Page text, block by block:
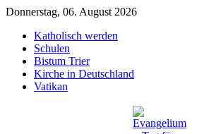
Donnerstag, 06. August 2026
Katholisch werden
Schulen
Bistum Trier
Kirche in Deutschland
Vatikan